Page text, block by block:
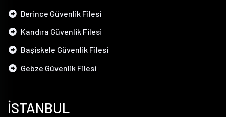
Derince Güvenlik Filesi
Kandıra Güvenlik Filesi
Başiskele Güvenlik Filesi
Gebze Güvenlik Filesi
İSTANBUL